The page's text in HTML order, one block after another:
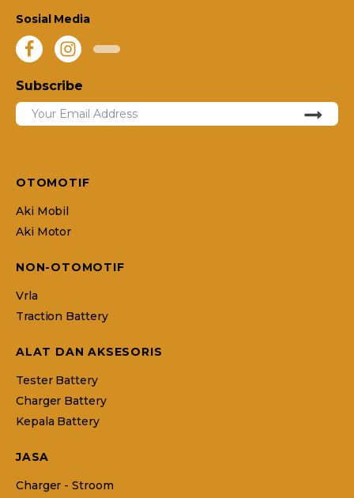
Sosial Media
Subscribe
OTOMOTIF
Aki Mobil
Aki Motor
NON-OTOMOTIF
Vrla
Traction Battery
ALAT DAN AKSESORIS
Tester Battery
Charger Battery
Kepala Battery
JASA
Charger - Stroom